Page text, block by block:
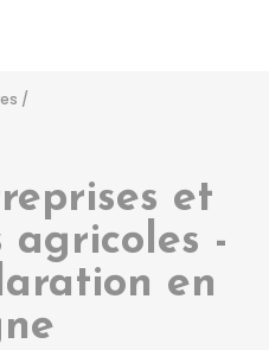
/
et
agricoles -
en